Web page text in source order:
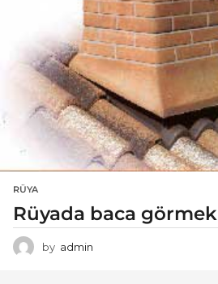
RÜYA
Rüyada baca görmek
by admin